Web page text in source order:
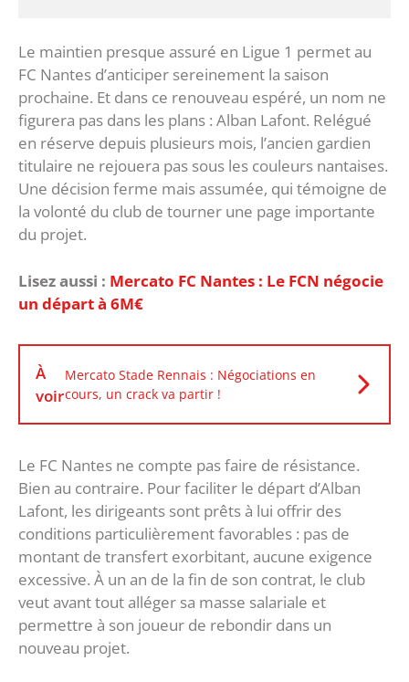
Le maintien presque assuré en Ligue 1 permet au
FC Nantes d’anticiper sereinement la saison
prochaine. Et dans ce renouveau espéré, un nom ne
figurera pas dans les plans : Alban Lafont. Relégué
en réserve depuis plusieurs mois, l’ancien gardien
titulaire ne rejouera pas sous les couleurs nantaises.
Une décision ferme mais assumée, qui témoigne de
la volonté du club de tourner une page importante
du projet.
Lisez aussi : Mercato FC Nantes : Le FCN négocie
un départ à 6M€
À
voir
Mercato Stade Rennais : Négociations en
cours, un crack va partir !
Le FC Nantes ne compte pas faire de résistance.
Bien au contraire. Pour faciliter le départ d’Alban
Lafont, les dirigeants sont prêts à lui offrir des
conditions particulièrement favorables : pas de
montant de transfert exorbitant, aucune exigence
excessive. À un an de la fin de son contrat, le club
veut avant tout alléger sa masse salariale et
permettre à son joueur de rebondir dans un
nouveau projet.